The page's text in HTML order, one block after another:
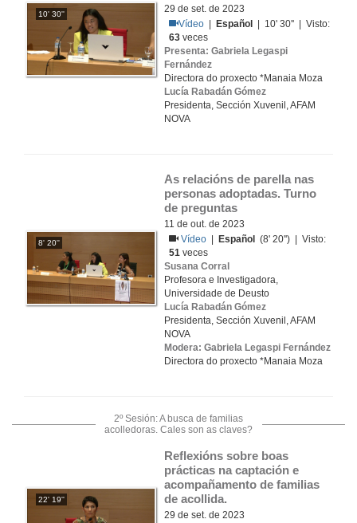
10' 30''
29 de set. de 2023
Vídeo
Español
| 10' 30'' | Visto:
63 veces
Presenta: Gabriela Legaspi
Fernández
Directora do proxecto *Manaia Moza
Lucía Rabadán Gómez
Presidenta, Sección Xuvenil, AFAM
NOVA
8' 20''
As relacións de parella nas
personas adoptadas. Turno
de preguntas
11 de out. de 2023
Vídeo
Español
(8' 20'') | Visto:
51 veces
Susana Corral
Profesora e Investigadora,
Universidade de Deusto
Lucía Rabadán Gómez
Presidenta, Sección Xuvenil, AFAM
NOVA
Modera: Gabriela Legaspi Fernández
Directora do proxecto *Manaia Moza
2º Sesión: A busca de familias
acolledoras. Cales son as claves?
22' 19''
Reflexións sobre boas
prácticas na captación e
acompañamento de familias
de acollida.
29 de set. de 2023